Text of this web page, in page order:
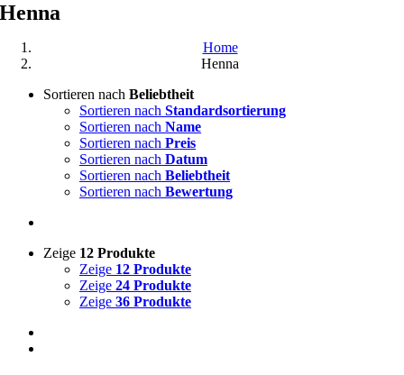
Henna
Home
Henna
Sortieren nach Beliebtheit
Sortieren nach Standardsortierung
Sortieren nach Name
Sortieren nach Preis
Sortieren nach Datum
Sortieren nach Beliebtheit
Sortieren nach Bewertung
Zeige 12 Produkte
Zeige 12 Produkte
Zeige 24 Produkte
Zeige 36 Produkte